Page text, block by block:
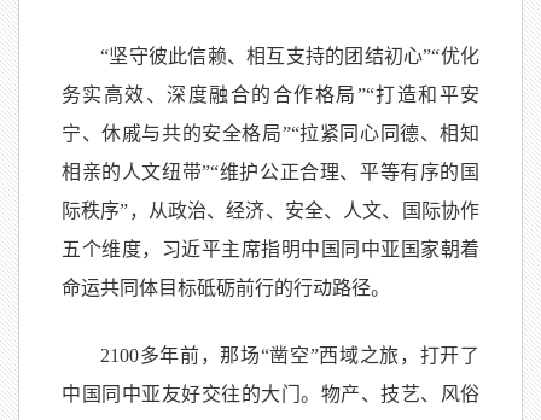
“坚守彼此信赖、相互支持的团结初心”“优化
务实高效、深度融合的合作格局”“打造和平安
宁、休戚与共的安全格局”“拉紧同心同德、相知
相亲的人文纽带”“维护公正合理、平等有序的国
际秩序”，从政治、经济、安全、人文、国际协作
五个维度，习近平主席指明中国同中亚国家朝着
命运共同体目标砥砺前行的行动路径。
2100多年前，那场“凿空”西域之旅，打开了
中国同中亚友好交往的大门。物产、技艺、风俗